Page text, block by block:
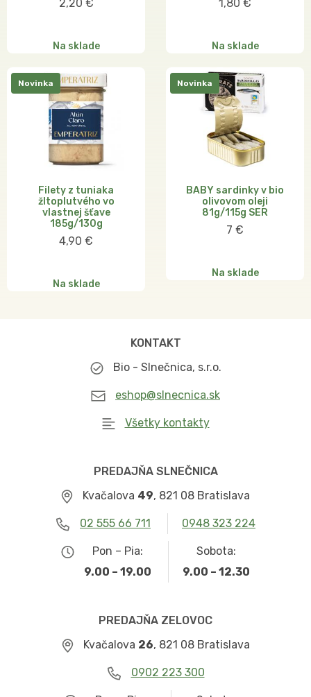
2,20 €
Na sklade
1,80 €
Na sklade
Novinka
Filety z tuniaka
žltoplutvého vo
vlastnej šťave
185g/130g
4,90 €
Na sklade
Novinka
BABY sardinky v bio
olivovom oleji
81g/115g SER
7 €
Na sklade
KONTAKT
Bio - Slnečnica, s.r.o.
eshop@slnecnica.sk
Všetky kontakty
PREDAJŇA SLNEČNICA
Kvačalova 49, 821 08 Bratislava
02 555 66 711 0948 323 224
Pon – Pia:
9.00 – 19.00
Sobota:
9.00 – 12.30
PREDAJŇA ZELOVOC
Kvačalova 26, 821 08 Bratislava
0902 223 300